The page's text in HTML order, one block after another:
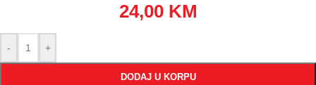
24,00 KM
- +
DODAJ U KORPU